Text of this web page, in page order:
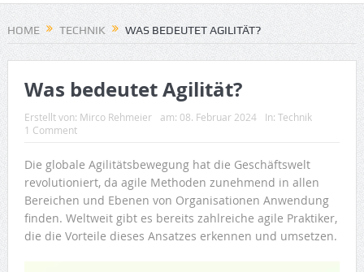
HOME TECHNIK WAS BEDEUTET AGILITÄT?
Was bedeutet Agilität?
Erstellt von: Mirco Rehmeier am: 08. Februar 2024 In: Technik
1 Comment
Die globale Agilitätsbewegung hat die Geschäftswelt
revolutioniert, da agile Methoden zunehmend in allen
Bereichen und Ebenen von Organisationen Anwendung
finden. Weltweit gibt es bereits zahlreiche agile Praktiker,
die die Vorteile dieses Ansatzes erkennen und umsetzen.